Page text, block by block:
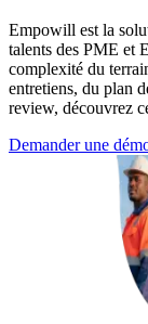
Empowill est la
talents des PME et
complexité du
entretiens, du plan
review, découvrez
Demander une